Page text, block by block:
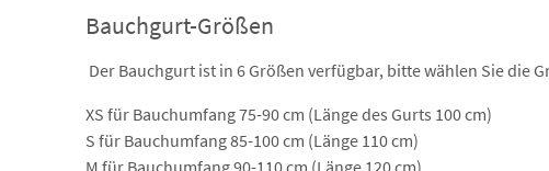
Bauchgurt-Größen
Der Bauchgurt ist in 6 Größen verfügbar, bitte wählen Sie die
XS für Bauchumfang 75-90 cm (Länge des Gurts 100 cm)
S für Bauchumfang 85-100 cm (Länge 110 cm)